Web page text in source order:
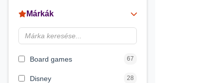
Spin Master
Delta Vision 28
Márkák
Board games 67
Disney 28